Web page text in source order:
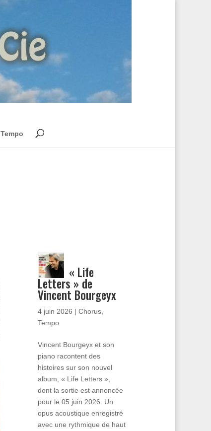
Tempo
« Life
Letters » de
Vincent Bourgeyx
4 juin 2026 | Chorus,
Tempo
Vincent Bourgeyx et son
piano racontent des
histoires sur son nouvel
album, « Life Letters »,
dont la sortie est annoncée
pour le 05 juin 2026. Un
opus acoustique enregistré
avec une rythmique de haut